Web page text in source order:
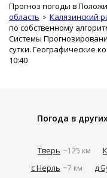
Прогноз погоды в
область
Калязинский
по собственному
Системы
сутки. Географические
10:40
Погода в
Тверь ~125 км
с Нерль ~7 км д